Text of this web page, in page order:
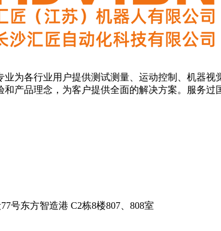
各行业用户提供测试测量、运动控制、机器视
产品理念，为客户提供全面的解决方案。服务过
号东方智造港 C2栋8楼807、808室